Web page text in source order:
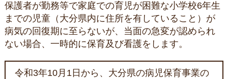
保護者が勤務等で家庭での育児が困難な小学校6年生
までの児童（大分県内に住所を有していること）が
病気の回復期に至らないが、当面の急変が認められ
ない場合、一時的に保育及び看護をします。
令和3年10月1日から、大分県の病児保育事業の